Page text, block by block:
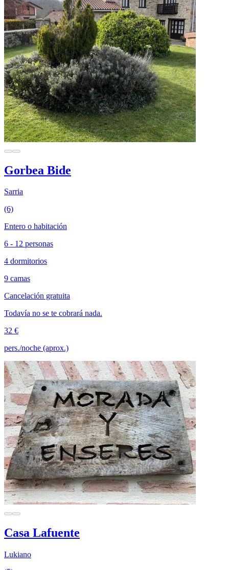
Gorbea Bide
Sarria
(6)
Entero o habitación
6 - 12 personas
4 dormitorios
9 camas
Cancelación gratuita
Todavía no se te cobrará nada.
32 €
pers./noche (aprox.)
Casa Lafuente
Lukiano